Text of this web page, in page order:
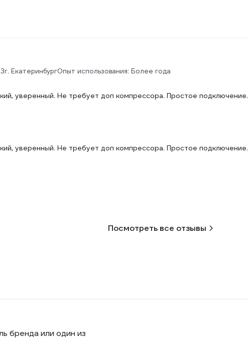
г. ЕкатеринбургОпыт использования: Более года
уверенный. Не требует доп компрессора. Простое подключение.
уверенный. Не требует доп компрессора. Простое подключение.
Посмотреть все отзывы
бренда или один из